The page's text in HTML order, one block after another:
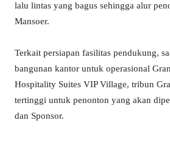
lalu lintas yang bagus sehingga alur
Mansoer.
Terkait persiapan fasilitas pendukung,
bangunan kantor untuk operasional
Hospitality Suites VIP Village, tribun
tertinggi untuk penonton yang akan
dan Sponsor.